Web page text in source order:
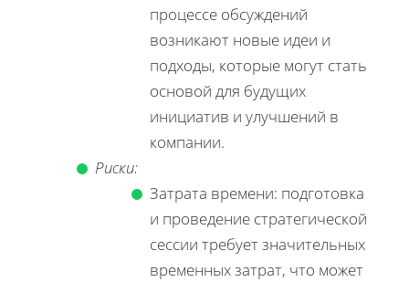
процессе обсуждений
возникают новые идеи и
подходы, которые могут стать
основой для будущих
инициатив и улучшений в
компании.
Риски:
Затрата времени: подготовка
и проведение стратегической
сессии требует значительных
временных затрат, что может